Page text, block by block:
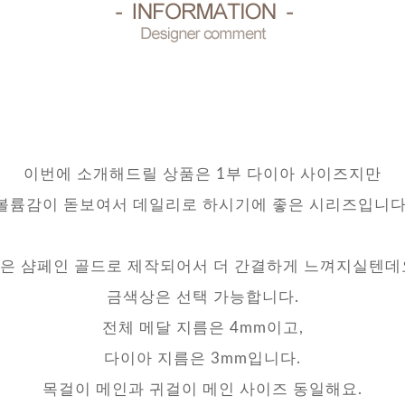
이번에 소개해드릴 상품은 1부 다이아 사이즈지만
륨감이 돋보여서 데일리로 하시기에 좋은 시리즈입니
샴페인 골드로 제작되어서 더 간결하게 느껴지실텐
금색상은 선택 가능합니다.
전체 메달 지름은 4mm이고,
다이아 지름은 3mm입니다.
목걸이 메인과 귀걸이 메인 사이즈 동일해요.